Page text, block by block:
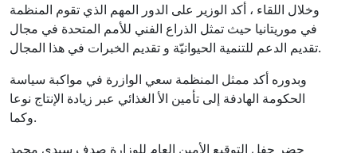
وخلال اللقاء ، أكد الوزير على الدور المهم الذي تقوم المنظمة
في موريتانيا حيث تمثل الذراع الفني للأمم المتحدة في مجال
تقديم الدعم للتنمية الحيوانيّة و تقديم الخبرات في هذا المجال.
وبدوره أكد ممثل المنظمة سعي الوازرة في مواكبة سياسة
الحكومة الهادفة إلى تأمين الأ الغذائي عبر زيادة الإنتاج نوعا
وكما.
حضر حفل التوقيع الأمين العام للوزارة صدف سيدي محمد